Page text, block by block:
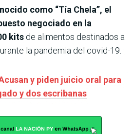
como “Tía Chela”, el
negociado en la
kits de alimentos destinados a
la pandemia del covid-19.
y piden juicio oral para
y dos escribanas